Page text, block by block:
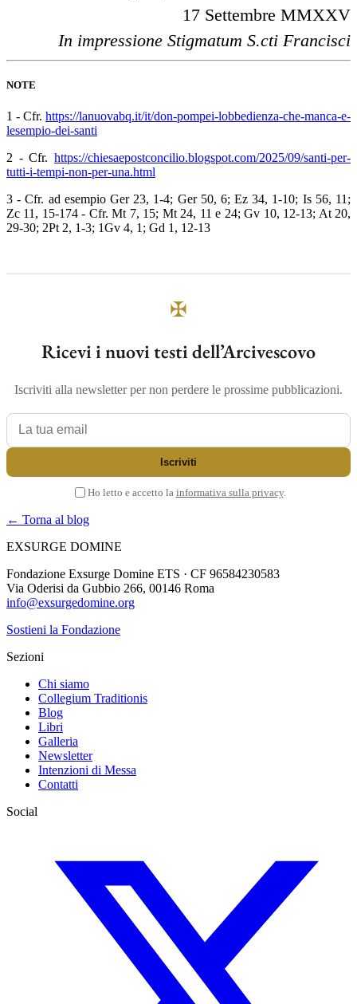
17 Settembre MMXXV
In impressione Stigmatum S.cti Francisci
NOTE
1 - Cfr. https://lanuovabq.it/it/don-pompei-lobbedienza-che-manca-e-
lesempio-dei-santi
2 - Cfr. https://chiesaepostconcilio.blogspot.com/2025/09/santi-per-
tutti-i-tempi-non-per-una.html
3 -Cfr. ad esempio Ger 23, 1-4; Ger 50, 6; Ez 34, 1-10; Is 56, 11;
Zc 11, 15-174 - Cfr. Mt 7, 15; Mt 24, 11 e 24; Gv 10, 12-13; At 20,
29-30; 2Pt 2, 1-3; 1Gv 4, 1; Gd 1, 12-13
✠
Ricevi i nuovi testi dell’Arcivescovo
Iscriviti alla newsletter per non perdere le prossime pubblicazioni.
La tua email
Iscriviti
Ho letto e accetto la informativa sulla privacy.
← Torna al blog
EXSURGE DOMINE
Fondazione Exsurge Domine ETS · CF 96584230583
Via Oderisi da Gubbio 266, 00146 Roma
info@exsurgedomine.org
Sostieni la Fondazione
Sezioni
Chi siamo
Collegium Traditionis
Blog
Libri
Galleria
Newsletter
Intenzioni di Messa
Contatti
Social